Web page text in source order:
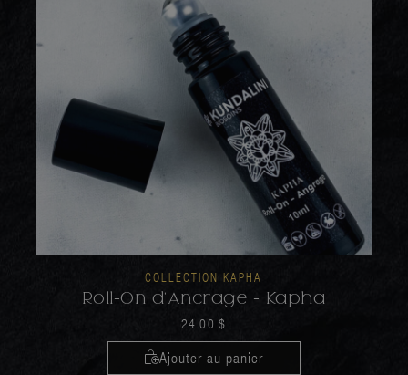
COLLECTION KAPHA
Roll-On d'Ancrage - Kapha
24.00 $
Ajouter au panier